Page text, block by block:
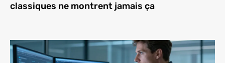
classiques ne montrent jamais ça